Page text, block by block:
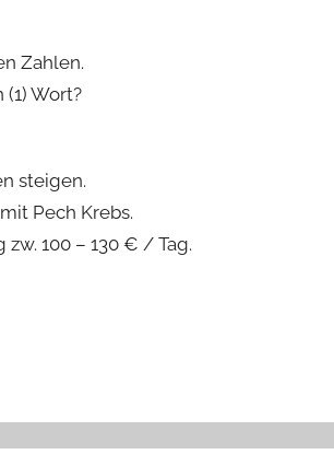
Zahlen.
Wort?
steigen.
Pech Krebs.
100 – 130 € / Tag.